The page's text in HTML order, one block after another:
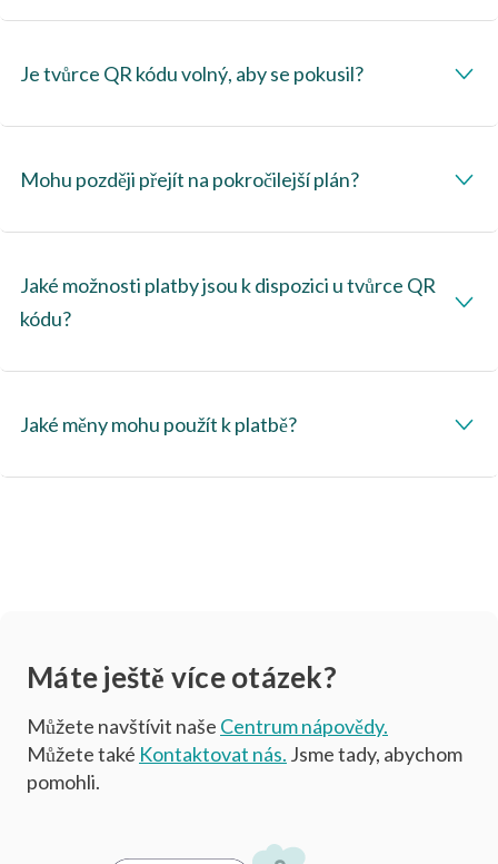
Je tvůrce QR kódu volný, aby se pokusil?
Mohu později přejít na pokročilejší plán?
Jaké možnosti platby jsou k dispozici u tvůrce QR
kódu?
Jaké měny mohu použít k platbě?
Máte ještě více otázek?
Můžete navštívit naše Centrum nápovědy.
Můžete také Kontaktovat nás. Jsme tady, abychom
pomohli.